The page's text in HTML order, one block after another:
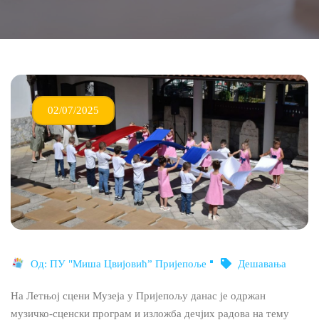
02/07/2025
Од: ПУ "Миша Цвијовић” Пријепоље Дешавања
На Летњој сцени Музеја у Пријепољу данас је одржан
музичко-сценски програм и изложба дечјих радова на тему